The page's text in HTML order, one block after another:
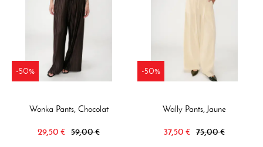
-50%
Wonka Pants, Chocolat
29,50 € 59,00 €
-50%
Wally Pants, Jaune
37,50 € 75,00 €